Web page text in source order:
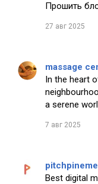
Прошить
27 авг 2025
massage
In the heart
a serene
7 авг 2025
Best digital